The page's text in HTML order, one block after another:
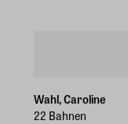
Wahl, Caroline
22 Bahnen